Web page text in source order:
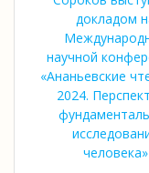
записям
докладом
научной
«Ананьевские
2024.
человека»